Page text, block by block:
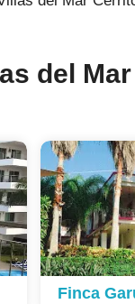
del
Finca